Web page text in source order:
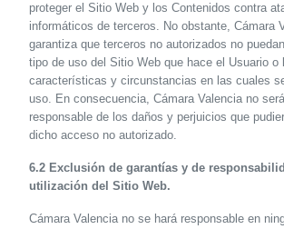
proteger el Sitio Web y los Contenidos contra
informáticos de terceros. No obstante, Cámara
garantiza que terceros no autorizados no
tipo de uso del Sitio Web que hace el Usuario o
características y circunstancias en las cuales
uso. En consecuencia, Cámara Valencia no
responsable de los daños y perjuicios que
dicho acceso no autorizado.
6.2 Exclusión de garantías y de
utilización del Sitio Web.
Cámara Valencia no se hará responsable en